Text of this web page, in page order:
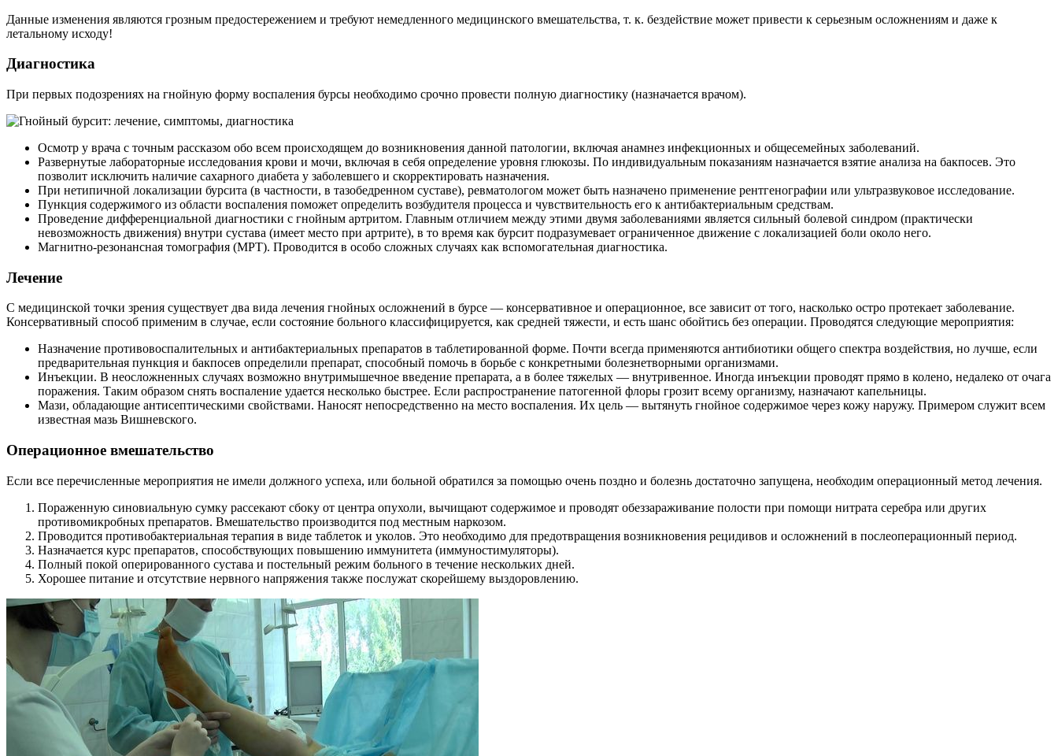
Данные изменения являются грозным предостережением и требуют немедленного медицинского вмешательства, т. к. бездействие может привести к серьезным осложнениям и даже к
летальному исходу!
Диагностика
При первых подозрениях на гнойную форму воспаления бурсы необходимо срочно провести полную диагностику (назначается врачом).
Осмотр у врача с точным рассказом обо всем происходящем до возникновения данной патологии, включая анамнез инфекционных и общесемейных заболеваний.
Развернутые лабораторные исследования крови и мочи, включая в себя определение уровня глюкозы. По индивидуальным показаниям назначается взятие анализа на бакпосев. Это
позволит исключить наличие сахарного диабета у заболевшего и скорректировать назначения.
При нетипичной локализации бурсита (в частности, в тазобедренном суставе), ревматологом может быть назначено применение рентгенографии или ультразвуковое исследование.
Пункция содержимого из области воспаления поможет определить возбудителя процесса и чувствительность его к антибактериальным средствам.
Проведение дифференциальной диагностики с гнойным артритом. Главным отличием между этими двумя заболеваниями является сильный болевой синдром (практически
невозможность движения) внутри сустава (имеет место при артрите), в то время как бурсит подразумевает ограниченное движение с локализацией боли около него.
Магнитно-резонансная томография (МРТ). Проводится в особо сложных случаях как вспомогательная диагностика.
Лечение
С медицинской точки зрения существует два вида лечения гнойных осложнений в бурсе — консервативное и операционное, все зависит от того, насколько остро протекает заболевание.
Консервативный способ применим в случае, если состояние больного классифицируется, как средней тяжести, и есть шанс обойтись без операции. Проводятся следующие мероприятия:
Назначение противовоспалительных и антибактериальных препаратов в таблетированной форме. Почти всегда применяются антибиотики общего спектра воздействия, но лучше, если
предварительная пункция и бакпосев определили препарат, способный помочь в борьбе с конкретными болезнетворными организмами.
Инъекции. В неосложненных случаях возможно внутримышечное введение препарата, а в более тяжелых — внутривенное. Иногда инъекции проводят прямо в колено, недалеко от очага
поражения. Таким образом снять воспаление удается несколько быстрее. Если распространение патогенной флоры грозит всему организму, назначают капельницы.
Мази, обладающие антисептическими свойствами. Наносят непосредственно на место воспаления. Их цель — вытянуть гнойное содержимое через кожу наружу. Примером служит всем
известная мазь Вишневского.
Операционное вмешательство
Если все перечисленные мероприятия не имели должного успеха, или больной обратился за помощью очень поздно и болезнь достаточно запущена, необходим операционный метод лечения.
Пораженную синовиальную сумку рассекают сбоку от центра опухоли, вычищают содержимое и проводят обеззараживание полости при помощи нитрата серебра или других
противомикробных препаратов. Вмешательство производится под местным наркозом.
Проводится противобактериальная терапия в виде таблеток и уколов. Это необходимо для предотвращения возникновения рецидивов и осложнений в послеоперационный период.
Назначается курс препаратов, способствующих повышению иммунитета (иммуностимуляторы).
Полный покой оперированного сустава и постельный режим больного в течение нескольких дней.
Хорошее питание и отсутствие нервного напряжения также послужат скорейшему выздоровлению.